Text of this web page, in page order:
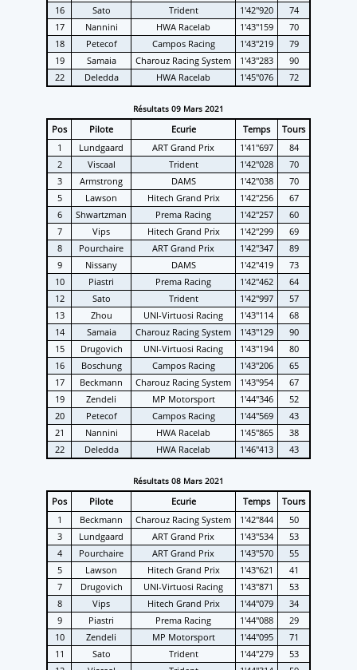
16
Sato Trident 1'42''920
74
17
Nannini HWA Racelab 1'43''159
70
18
Petecof Campos Racing 1'43''219
79
19
Samaia Charouz Racing System 1'43''283
90
22
Deledda HWA Racelab 1'45''076 72
Résultats 09 Mars 2021
Pos
Pilote Ecurie Temps
Tours
1
Lundgaard ART Grand Prix 1'41''697
84
2
Viscaal Trident 1'42''028
70
3
Armstrong DAMS 1'42''038
70
5
Lawson Hitech Grand Prix 1'42''256
67
6
Shwartzman Prema Racing 1'42''257
60
7
Vips Hitech Grand Prix 1'42''299
69
8
Pourchaire ART Grand Prix 1'42''347
89
9
Nissany DAMS 1'42''419
73
10
Piastri Prema Racing 1'42''462
64
12
Sato Trident 1'42''997
57
13
Zhou UNI-Virtuosi Racing 1'43''114
68
14
Samaia Charouz Racing System 1'43''129
90
15
Drugovich UNI-Virtuosi Racing 1'43''194
80
16
Boschung Campos Racing 1'43''206
65
17
Beckmann Charouz Racing System 1'43''954
67
19
Zendeli MP Motorsport 1'44''346
52
20
Petecof Campos Racing 1'44''569
43
21
Nannini HWA Racelab 1'45''865
38
22
Deledda HWA Racelab 1'46''413 43
Résultats 08 Mars 2021
Pos
Pilote Ecurie Temps
Tours
1
Beckmann Charouz Racing System 1'42''844
50
3
Lundgaard ART Grand Prix 1'43''534
53
4
Pourchaire ART Grand Prix 1'43''570
55
5
Lawson Hitech Grand Prix 1'43''621
41
7
Drugovich UNI-Virtuosi Racing 1'43''871
53
8
Vips Hitech Grand Prix 1'44''079
34
9
Piastri Prema Racing 1'44''088
29
10
Zendeli MP Motorsport 1'44''095
71
11
Sato Trident 1'44''279
53